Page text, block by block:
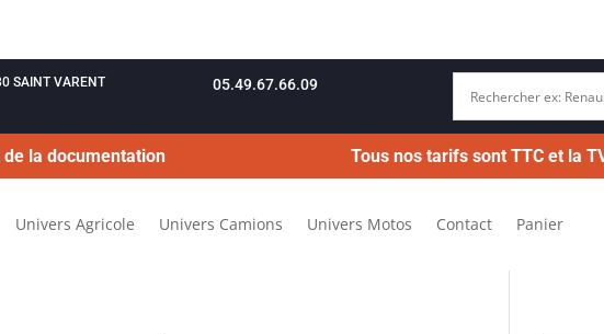
SAINT VARENT 05.49.67.66.09
de la documentation Tous nos tarifs sont TTC et la
Univers Agricole Univers Camions Univers Motos Contact Panier